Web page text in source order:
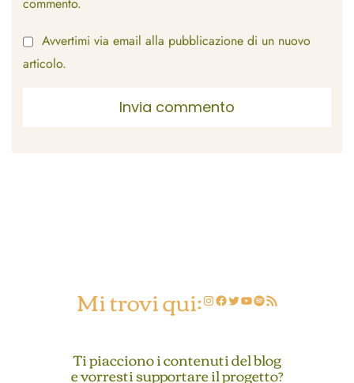
commento.
Avvertimi via email alla pubblicazione di un nuovo
articolo.
Mi trovi qui:InstagramFacebookTwitter YouTube Spotify Feed RSS
Ti piacciono i contenuti del blog
e vorresti supportare il progetto?